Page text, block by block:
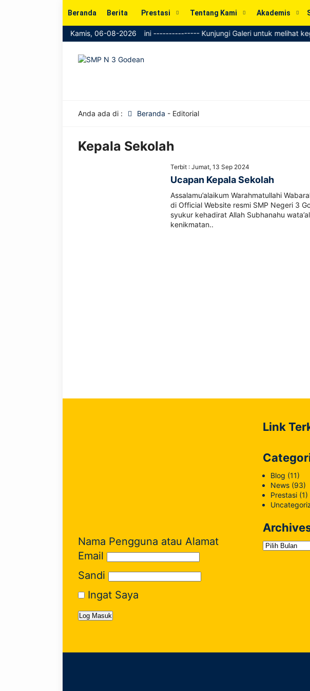
Beranda Berita Prestasi Tentang Kami Akademis
Kamis, 06-08-2026
SPMB kini tersedia di website ini --------------- Kunjungi Galeri untuk melihat
Anda ada di : Beranda - Editorial
Kepala Sekolah
Terbit : Jumat, 13 Sep 2024
Ucapan Kepala Sekolah
Assalamu’alaikum Warahmatullahi
di Official Website resmi SMP Negeri 3
syukur kehadirat Allah Subhanahu
kenikmatan..
Nama Pengguna atau Alamat
Email
Sandi
Ingat Saya
Link
Blog (11)
News(93)
Prestasi(1)
Archives